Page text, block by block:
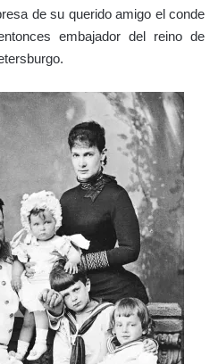
de su querido amigo el conde
embajador del reino de